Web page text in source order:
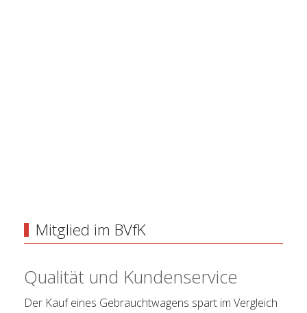
Mitglied im BVfK
Qualität und Kundenservice
Der Kauf eines Gebrauchtwagens spart im Vergleich